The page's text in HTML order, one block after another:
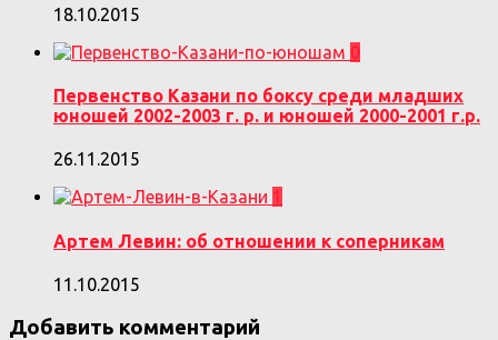
18.10.2015
0
Первенство Казани по боксу среди младших
юношей 2002-2003 г. р. и юношей 2000-2001 г.р.
26.11.2015
1
Артем Левин: об отношении к соперникам
11.10.2015
Добавить комментарий